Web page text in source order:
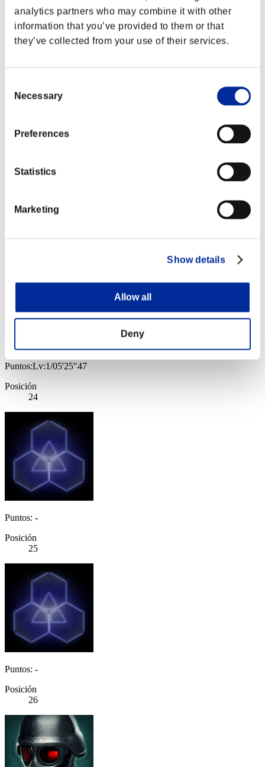
analytics partners who may combine it with other
information that you’ve provided to them or that
they’ve collected from your use of their services.
Selection
Necessary
Preferences
Statistics
Marketing
Show details
Allow all
Deny
Puntos:Lv:1/05'21"37
Posición
shizue
Posición
tmf206
Puntos:Lv:1/05'25"47
Posición
24
Puntos: -
Posición
25
Puntos: -
Posición
26